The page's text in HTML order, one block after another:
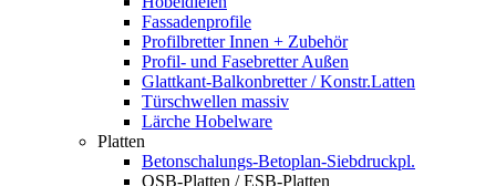
Fassadenprofile
Profilbretter Innen + Zubehör
Profil- und Fasebretter Außen
Glattkant-Balkonbretter / Konstr.Latten
Türschwellen massiv
Lärche Hobelware
Platten
Betonschalungs-Betoplan-Siebdruckpl.
OSB-Platten / ESB-Platten